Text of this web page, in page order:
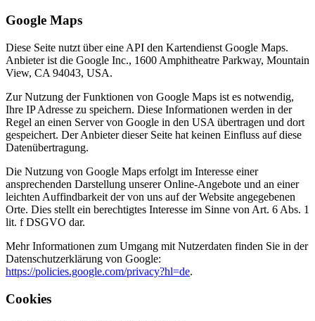
Google Maps
Diese Seite nutzt über eine API den Kartendienst Google Maps.
Anbieter ist die Google Inc., 1600 Amphitheatre Parkway, Mountain
View, CA 94043, USA.
Zur Nutzung der Funktionen von Google Maps ist es notwendig,
Ihre IP Adresse zu speichern. Diese Informationen werden in der
Regel an einen Server von Google in den USA übertragen und dort
gespeichert. Der Anbieter dieser Seite hat keinen Einfluss auf diese
Datenübertragung.
Die Nutzung von Google Maps erfolgt im Interesse einer
ansprechenden Darstellung unserer Online-Angebote und an einer
leichten Auffindbarkeit der von uns auf der Website angegebenen
Orte. Dies stellt ein berechtigtes Interesse im Sinne von Art. 6 Abs. 1
lit. f DSGVO dar.
Mehr Informationen zum Umgang mit Nutzerdaten finden Sie in der
Datenschutzerklärung von Google:
https://policies.google.com/privacy?hl=de.
Cookies